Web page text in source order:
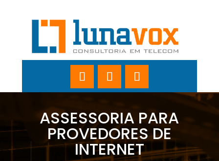
ASSESSORIA PARA
PROVEDORES DE
INTERNET